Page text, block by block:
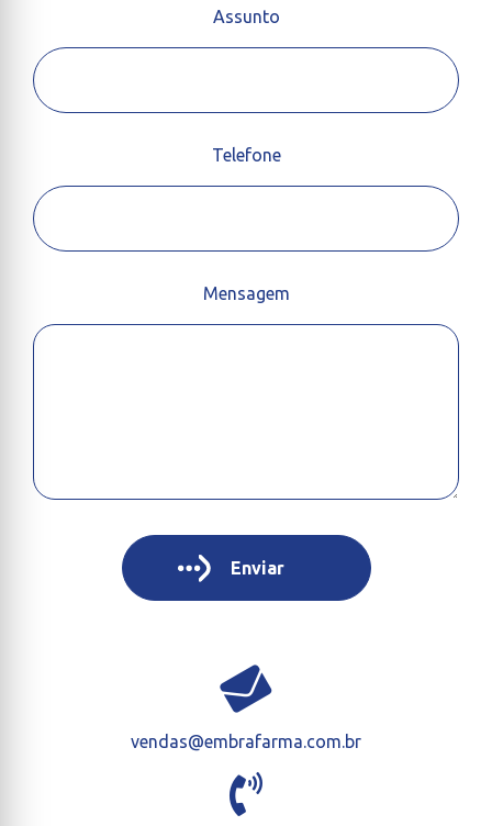
Assunto
Telefone
Mensagem
vendas@embrafarma.com.br